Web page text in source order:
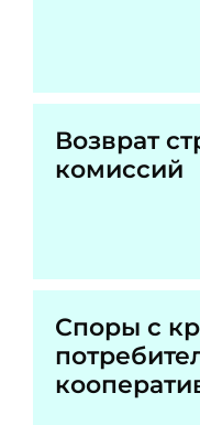
Возврат
комиссий
Споры с